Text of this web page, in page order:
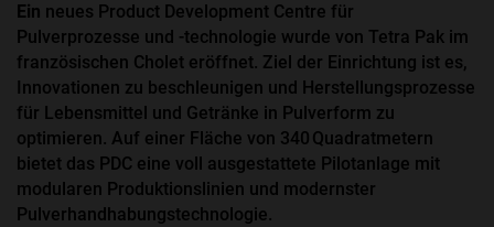
Ein neues Product Development Centre für
Pulverprozesse und -technologie wurde von Tetra Pak im
französischen Cholet eröffnet. Ziel der Einrichtung ist es,
Innovationen zu beschleunigen und Herstellungsprozesse
für Lebensmittel und Getränke in Pulverform zu
optimieren. Auf einer Fläche von 340 Quadratmetern
bietet das PDC eine voll ausgestattete Pilotanlage mit
modularen Produktionslinien und modernster
Pulverhandhabungstechnologie.